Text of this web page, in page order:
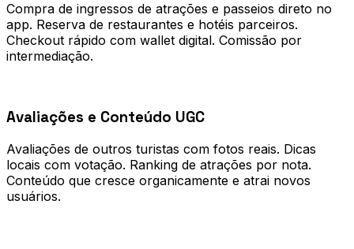
Compra de ingressos de atrações e passeios direto no
app. Reserva de restaurantes e hotéis parceiros.
Checkout rápido com wallet digital. Comissão por
intermediação.
Avaliações e Conteúdo UGC
Avaliações de outros turistas com fotos reais. Dicas
locais com votação. Ranking de atrações por nota.
Conteúdo que cresce organicamente e atrai novos
usuários.